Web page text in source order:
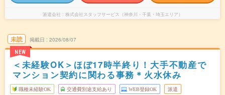
派遣会社 株式会社スタッフサービス（神奈川・千葉・埼玉エリア）
未読
NEW
掲載日 2026/08/07
＜未経験OK＞ほぼ17時半終り！大手不動産で
マンション契約に関わる事務＊火水休み
職種未経験OK 交通費別途支給あり WEB登録OK 派遣